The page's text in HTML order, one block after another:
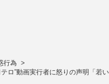
行為
ロ”動画実行者に怒りの声明「若